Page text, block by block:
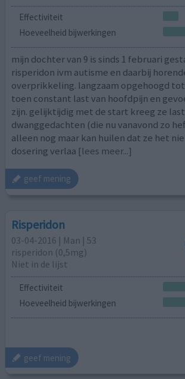
Effectiviteit
Hoeveelheid bijwerkingen
mijn dochter van 9 is sinds 1 februari
risperidon ivm autisme en daarbij
overprikkeling. langzaam opgehoogd
toen constant last van hoofdpijn en
zijn. gelijktijdig met de start kreeg ze
dwanggedachten (die nu vanavond zo
alleen nog maar kan huilen dat ze het
dosering verlaa [lees meer...]
geef mening
Risperidon
03-04-2016 | Man | 53
risperidon (0,5mg)
Niet in de lijst
Effectiviteit
Hoeveelheid bijwerkingen
geef mening